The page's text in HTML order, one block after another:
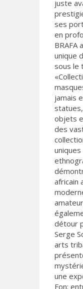
juste
ses
en
BRAFA
unique
sous le
jamais
objets
des
africain
détour
Serge
arts
une
Fon: